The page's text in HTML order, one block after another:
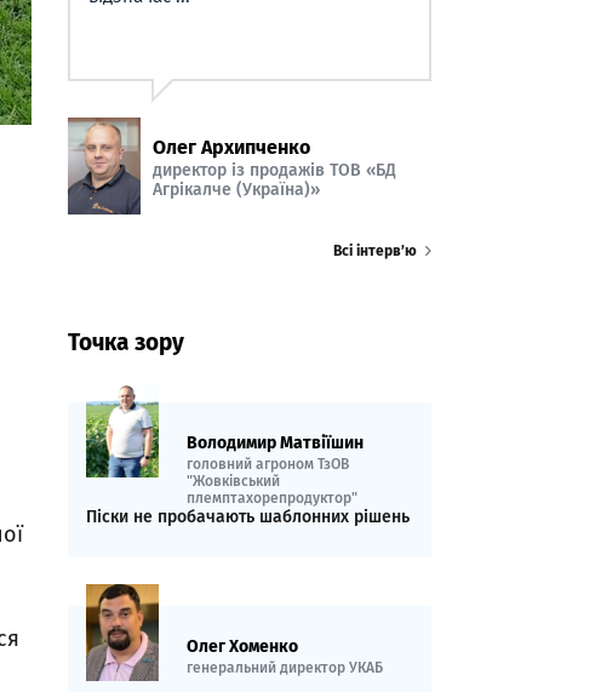
Олег Архипченко
директор із продажів ТОВ «БД
Агрікалче (Україна)»
Всі інтерв’ю
Точка зору
Володимир Матвіїшин
головний агроном ТзОВ
"Жовківський
племптахорепродуктор"
Піски не пробачають шаблонних рішень
Олег Хоменко
генеральний директор УКАБ